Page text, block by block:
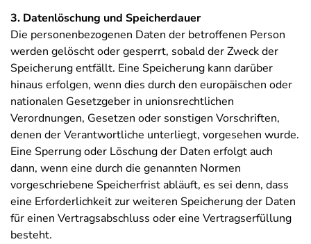
3. Datenlöschung und Speicherdauer
Die personenbezogenen Daten der betroffenen Person
werden gelöscht oder gesperrt, sobald der Zweck der
Speicherung entfällt. Eine Speicherung kann darüber
hinaus erfolgen, wenn dies durch den europäischen oder
nationalen Gesetzgeber in unionsrechtlichen
Verordnungen, Gesetzen oder sonstigen Vorschriften,
denen der Verantwortliche unterliegt, vorgesehen wurde.
Eine Sperrung oder Löschung der Daten erfolgt auch
dann, wenn eine durch die genannten Normen
vorgeschriebene Speicherfrist abläuft, es sei denn, dass
eine Erforderlichkeit zur weiteren Speicherung der Daten
für einen Vertragsabschluss oder eine Vertragserfüllung
besteht.